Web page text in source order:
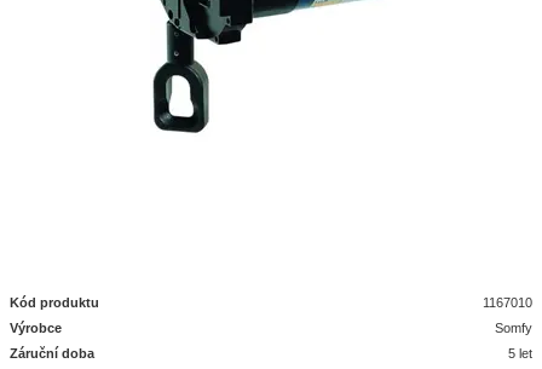
Kód produktu
1167010
Výrobce
Somfy
Záruční doba
5 let